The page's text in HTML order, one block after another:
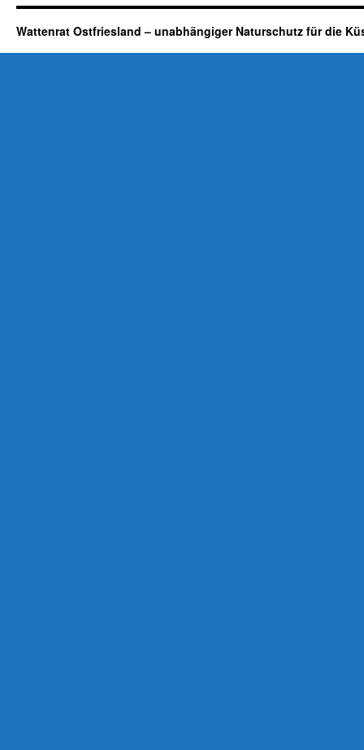
Wattenrat Ostfriesland – unabhängiger Naturschutz für die